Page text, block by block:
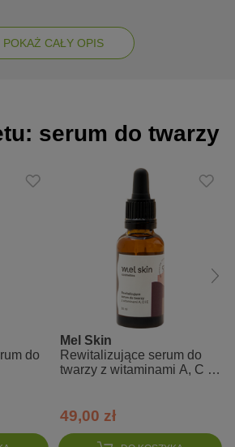
z cudownych właściwości Morza
zawarto moc kryształków soli morskiej,
minerałów. Efekt to czysta i
błotem z Morza Martwego marki Mel Skin
składnikami aktywnymi. Wszystkie jego
ze sobą współgrają, tworząc produkt o
którego rezultaty widać już po pierwszym
stanowiące bazę preparatu, doskonale
i kompleksowo go odżywia. Olej z
proces starzenia się skóry, dzięki
jest również do pielęgnacji skóry
mikroalga, będąca jedną z
świecie. Jako składnik peelingu mocno
niezmiennie prawdziwym skarbem
słynna sól, której słupy piętrzą się
dodane do gęstej konsystencji
POKAŻ CAŁY OPIS
serum do twarzy
do
Mel Skin
Rewitalizujące serum do
twarzy z witaminami A, C i
49,00 zł